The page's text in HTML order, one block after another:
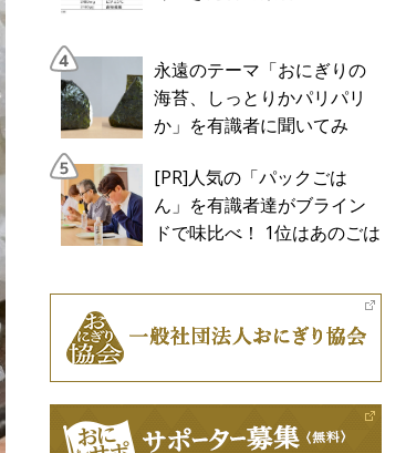
永遠のテーマ「おにぎりの
海苔、しっとりかパリパリ
か」を有識者に聞いてみ
[PR]人気の「パックごは
ん」を有識者達がブライン
ドで味比べ！ 1位はあのごは
マーク